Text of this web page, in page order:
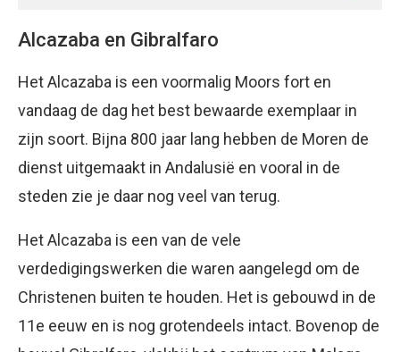
Alcazaba en Gibralfaro
Het Alcazaba is een voormalig Moors fort en
vandaag de dag het best bewaarde exemplaar in
zijn soort. Bijna 800 jaar lang hebben de Moren de
dienst uitgemaakt in Andalusië en vooral in de
steden zie je daar nog veel van terug.
Het Alcazaba is een van de vele
verdedigingswerken die waren aangelegd om de
Christenen buiten te houden. Het is gebouwd in de
11e eeuw en is nog grotendeels intact. Bovenop de